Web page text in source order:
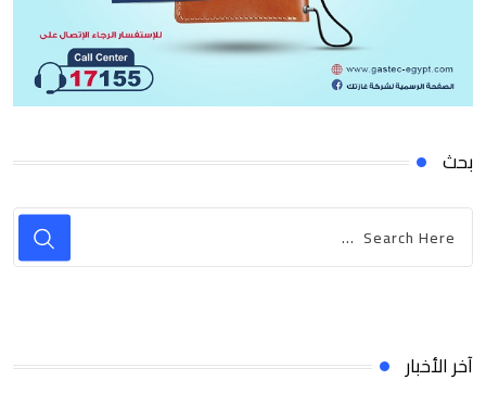
بحث
آخر الأخبار